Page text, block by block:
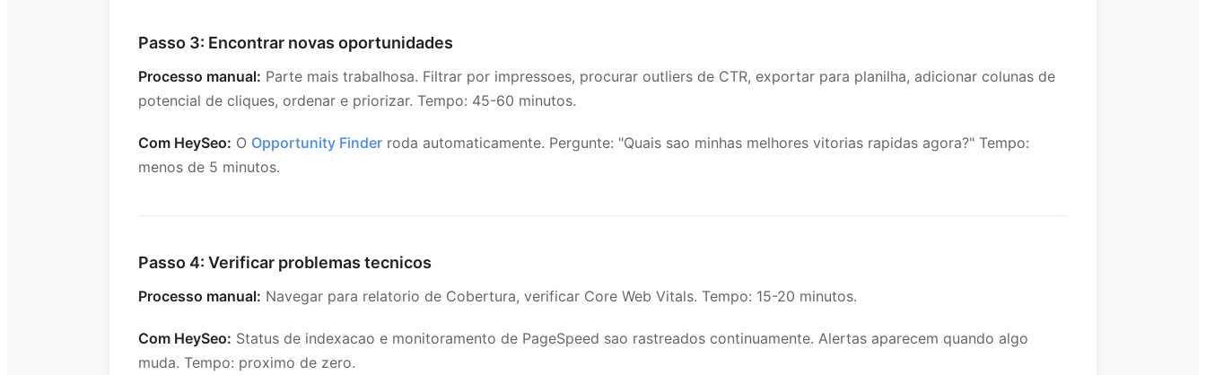
Passo 3: Encontrar novas oportunidades
Processo manual: Parte mais trabalhosa. Filtrar por impressoes, procurar outliers de CTR, exportar para planilha, adicionar colunas de
potencial de cliques, ordenar e priorizar. Tempo: 45-60 minutos.
Com HeySeo: O Opportunity Finder roda automaticamente. Pergunte: "Quais sao minhas melhores vitorias rapidas agora?" Tempo:
menos de 5 minutos.
Passo 4: Verificar problemas tecnicos
Processo manual: Navegar para relatorio de Cobertura, verificar Core Web Vitals. Tempo: 15-20 minutos.
Com HeySeo: Status de indexacao e monitoramento de PageSpeed sao rastreados continuamente. Alertas aparecem quando algo
muda. Tempo: proximo de zero.